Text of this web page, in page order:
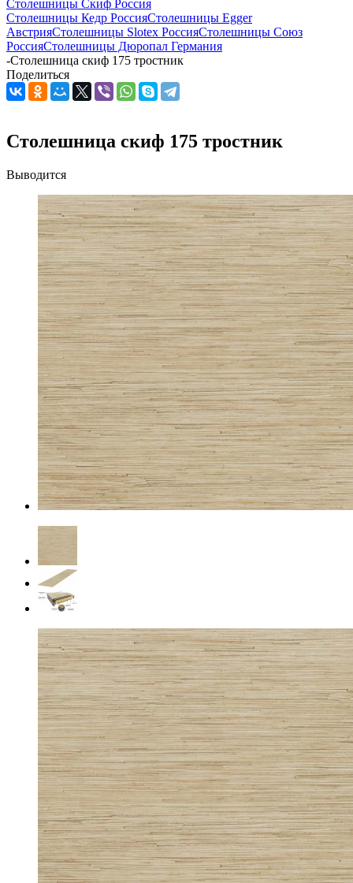
Столешницы Скиф Россия
Столешницы Кедр РоссияСтолешницы Egger
АвстрияСтолешницы Slotex РоссияСтолешницы Союз
РоссияСтолешницы Дюропал Германия
-Столешница скиф 175 тростник
Поделиться
Столешница скиф 175 тростник
Выводится